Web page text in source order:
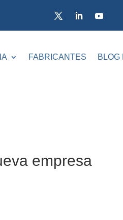
FABRICANTES BLOG
empresa